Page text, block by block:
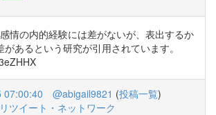
情の内的経験には差がないが、表出するか
あるという研究が引用されています。
07:00:40 @abigail9821 (投稿一覧)
リツイート・ネットワーク